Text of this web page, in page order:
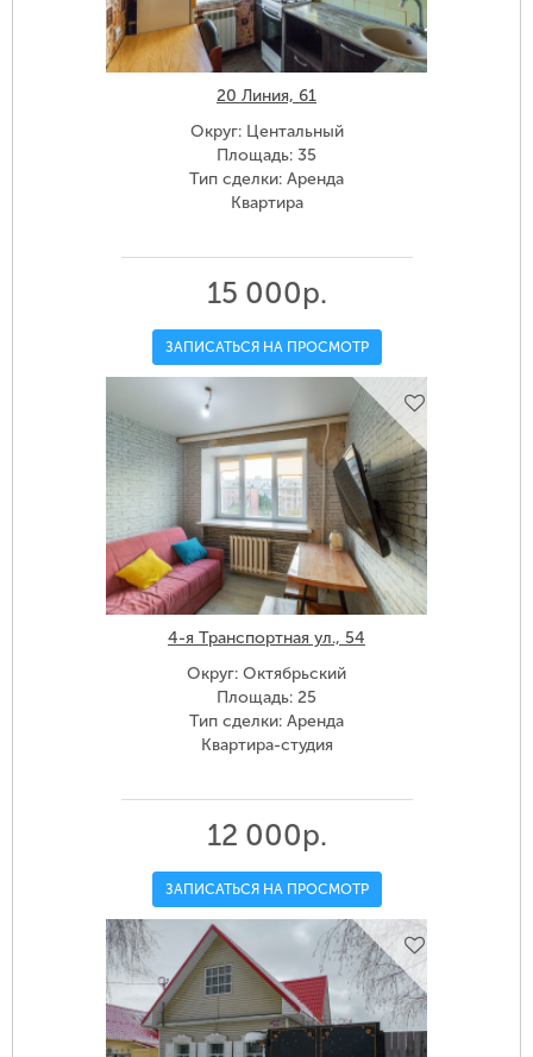
20 Линия, 61
Округ: Центальный
Площадь: 35
Тип сделки: Аренда
Квартира
15 000р.
ЗАПИСАТЬСЯ НА ПРОСМОТР
4-я Транспортная ул., 54
Округ: Октябрьский
Площадь: 25
Тип сделки: Аренда
Квартира-студия
12 000р.
ЗАПИСАТЬСЯ НА ПРОСМОТР